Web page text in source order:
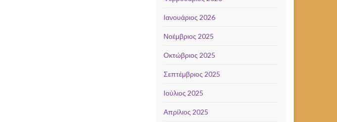
Ιανουάριος 2026
Νοέμβριος 2025
Οκτώβριος 2025
Σεπτέμβριος 2025
Ιούλιος 2025
Απρίλιος 2025